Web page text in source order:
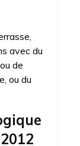
avec du
de
ou du